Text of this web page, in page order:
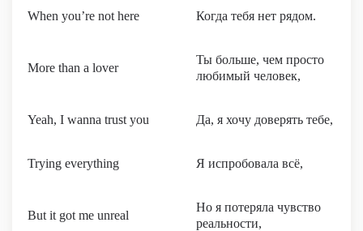
When you’re not here Когда тебя нет рядом.
More than a lover
Ты больше, чем просто
любимый человек,
Yeah, I wanna trust you Да, я хочу доверять тебе,
Trying everything Я испробовала всё,
But it got me unreal
Но я потеряла чувство
реальности,